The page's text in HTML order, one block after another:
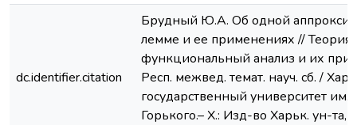
dc.identifier.citation
Брудный Ю.А. Об одной
лемме и ее применениях //
функциональный анализ и их
Респ. межвед. темат. науч. сб. /
государственный университет им.
Горького.– Х.: Изд-во Харьк. ун-та,